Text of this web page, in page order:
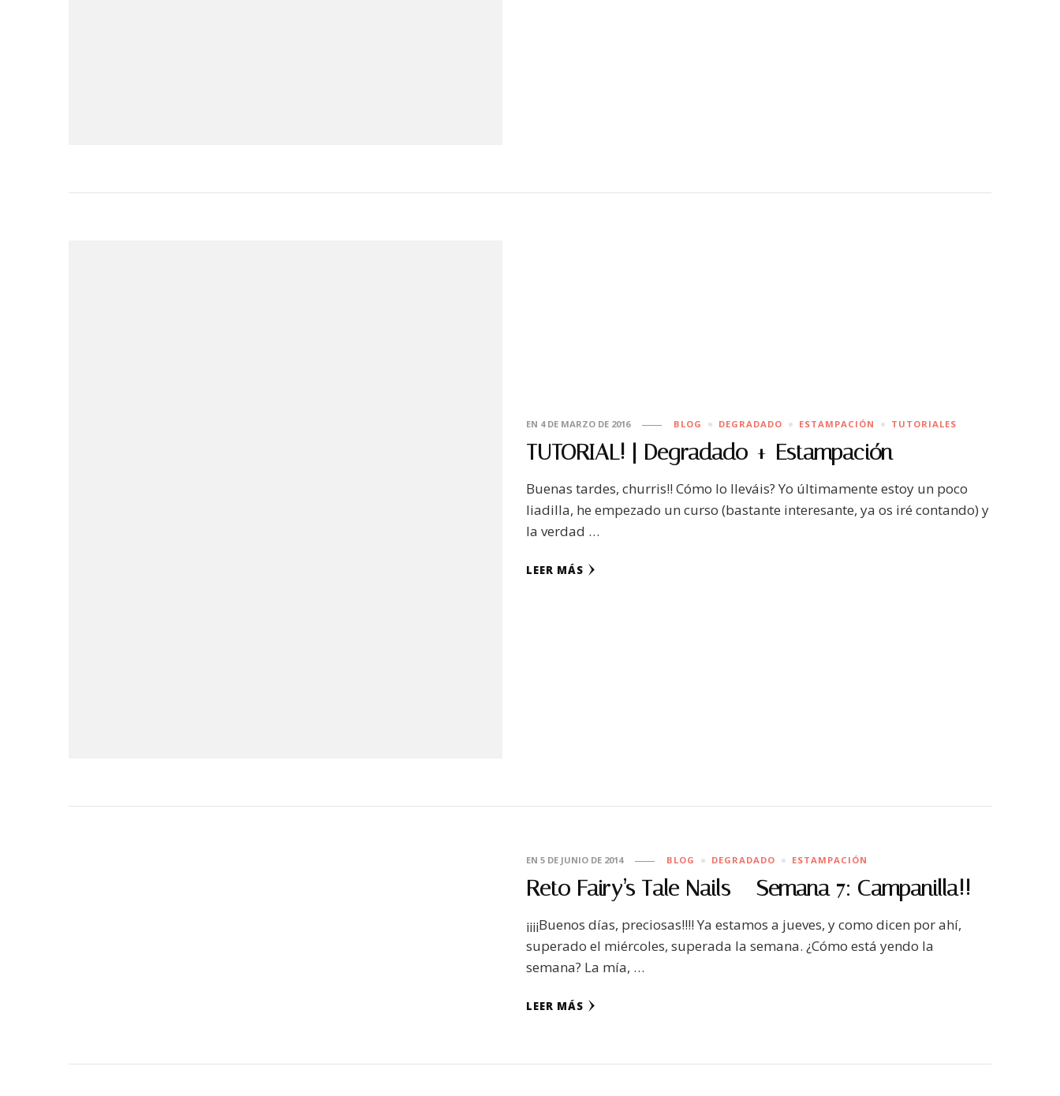
EN 4 DE MARZO DE 2016 BLOG DEGRADADO ESTAMPACIÓN TUTORIALES
TUTORIAL! | Degradado + Estampación
Buenas tardes, churris!! Cómo lo lleváis? Yo últimamente estoy un poco
liadilla, he empezado un curso (bastante interesante, ya os iré contando) y
la verdad …
LEER MÁS
EN 5 DE JUNIO DE 2014 BLOG DEGRADADO ESTAMPACIÓN
Reto Fairy’s Tale Nails – Semana 7: Campanilla!!
¡¡¡¡Buenos días, preciosas!!!! Ya estamos a jueves, y como dicen por ahí,
superado el miércoles, superada la semana. ¿Cómo está yendo la
semana? La mía, …
LEER MÁS